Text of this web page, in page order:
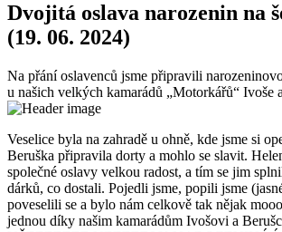
Dvojitá oslava narozenin na
(19. 06. 2024)
Na přání oslavenců jsme připravili
u našich velkých kamarádů „Motorkářů“ Ivoše
Veselice byla na zahradě u ohně, kde jsme si
Beruška připravila dorty a mohlo se slavit.
společné oslavy velkou radost, a tím se jim
dárků, co dostali. Pojedli jsme, popili jsme
poveselili se a bylo nám celkově tak nějak
jednou díky našim kamarádům Ivošovi a